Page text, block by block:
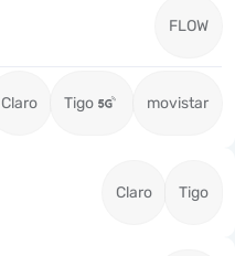
FLOW
Claro Tigo movistar
Claro Tigo